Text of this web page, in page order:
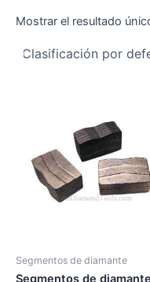
Mostrar el resultado
Segmentos de diamante